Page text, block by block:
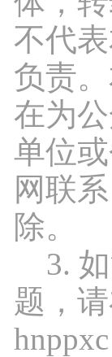
不代
负责
在为
单位
网联
除。
3. 如
题，